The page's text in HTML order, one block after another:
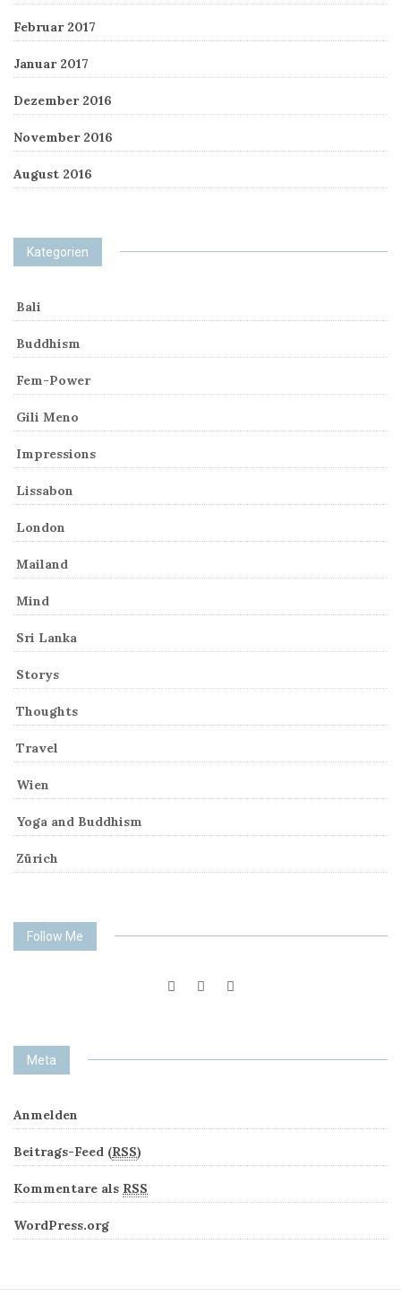
Februar 2017
Januar 2017
Dezember 2016
November 2016
August 2016
Kategorien
Bali
Buddhism
Fem-Power
Gili Meno
Impressions
Lissabon
London
Mailand
Mind
Sri Lanka
Storys
Thoughts
Travel
Wien
Yoga and Buddhism
Zürich
Follow Me
Meta
Anmelden
Beitrags-Feed (RSS)
Kommentare als RSS
WordPress.org